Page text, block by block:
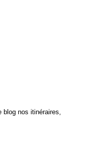
nos itinéraires,